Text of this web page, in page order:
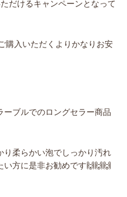
だけるキャンペーンとなって
入いただくよりかなりお安
ーブルでのロングセラー商品
り柔らかい泡でしっかり汚れ
い方に是非お勧めです🙌🙌🙌